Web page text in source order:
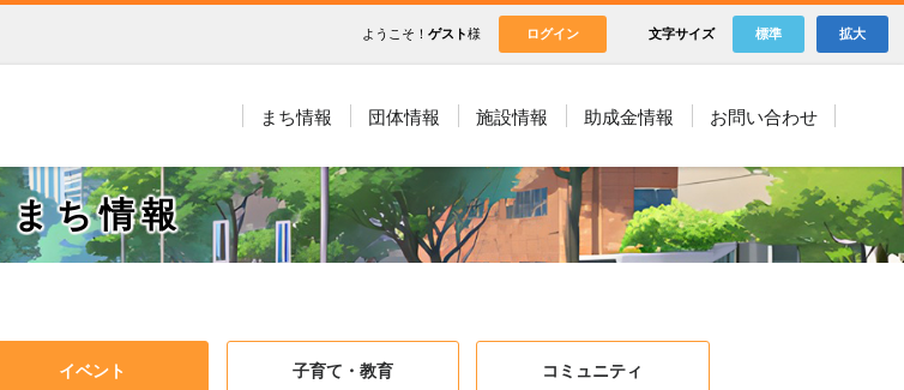
拡大
標準
文字サイズ
ログイン
ようこそ！ ゲスト様
まち情報 団体情報 施設情報 助成金情報 お問い合わせ
まち情報
イベント 子育て・教育 コミュニティ